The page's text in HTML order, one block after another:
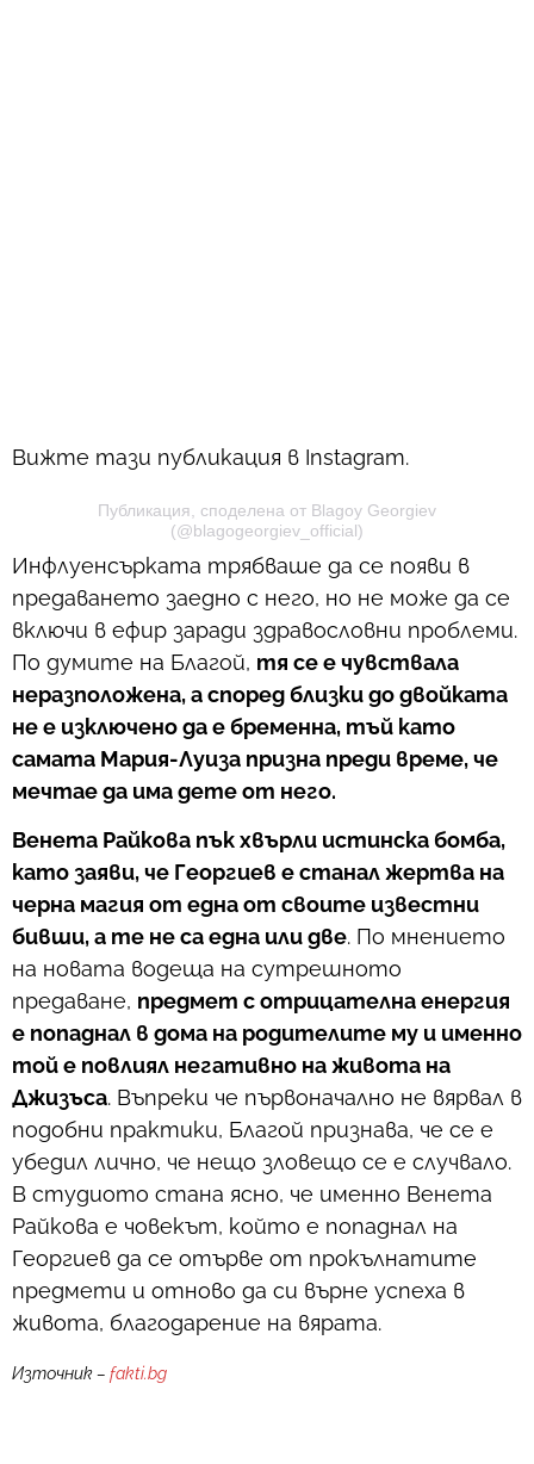
Вижте тази публикация в Instagram.
Публикация, споделена от Blagoy Georgiev
(@blagogeorgiev_official)
Инфлуенсърката трябваше да се появи в
предаването заедно с него, но не може да се
включи в ефир заради здравословни проблеми.
По думите на Благой, тя се е чувствала
неразположена, а според близки до двойката
не е изключено да е бременна, тъй като
самата Мария-Луиза призна преди време, че
мечтае да има дете от него.
Венета Райкова пък хвърли истинска бомба,
като заяви, че Георгиев е станал жертва на
черна магия от една от своите известни
бивши, а те не са една или две. По мнението
на новата водеща на сутрешното
предаване, предмет с отрицателна енергия
е попаднал в дома на родителите му и именно
той е повлиял негативно на живота на
Джизъса. Въпреки че първоначално не вярвал в
подобни практики, Благой признава, че се е
убедил лично, че нещо зловещо се е случвало.
В студиото стана ясно, че именно Венета
Райкова е човекът, който е попаднал на
Георгиев да се отърве от прокълнатите
предмети и отново да си върне успеха в
живота, благодарение на вярата.
Източник – fakti.bg